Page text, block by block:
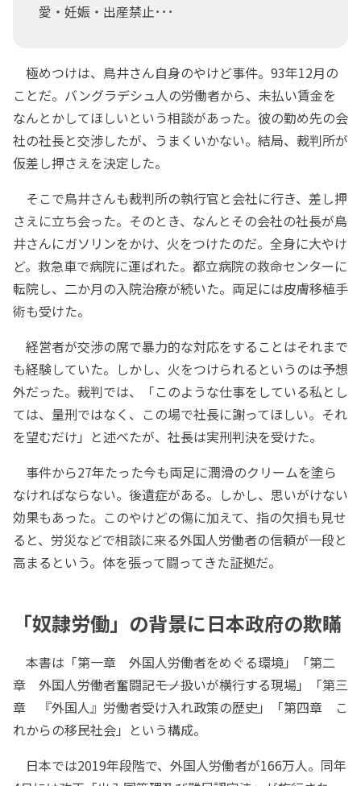
愛・妊娠・出産禁止･･･
極めつけは、鳥井さん自身のやけど事件。93年12月の
ことだ。バングラデシュ人の労働者から、未払い賃金を
なんとかしてほしいという相談があった。彼の勤め先の会
社の社長と交渉したが、うまくいかない。結局、裁判所が
仮差し押さえを決定した。
そこで鳥井さんも裁判所の執行官と会社に行き、差し押
さえに立ち会った。そのとき、なんとその会社の社長が鳥
井さんにガソリンをかけ、火をつけたのだ。全身に大やけ
ど。救急車で病院に運ばれた。都立病院の救命センターに
転院し、二か月の入院治療が続いた。両足には皮膚移植手
術も受けた。
経営者が交渉の席で暴力的な対応をすることはそれまで
も経験していた。しかし、火をつけられるというのは予想
外だった。裁判では、「このような仕事をしている私とし
ては、量刑ではなく、この場で社長に謝ってほしい。それ
を望むだけ」と述べたが、社長は実刑判決を受けた。
事件から27年たった今も両足に潤滑のクリームを塗ら
なければならない。後遺症がある。しかし、思いがけない
効果もあった。このやけどの傷に加えて、指の欠損も見せ
ると、労災などで相談に来る外国人労働者の信頼が一段と
高まるという。体を張って闘ってきた証拠だ。
「奴隷労働」の背景に日本政府の欺瞞
本書は「第一章 外国人労働者をめぐる環境」「第二
章 外国人労働者奮闘記――モノ扱いが横行する現場」「第三
章 『外国人』労働者受け入れ政策の歴史」「第四章 こ
れからの移民社会」という構成。
日本では2019年段階で、外国人労働者が166万人。同年